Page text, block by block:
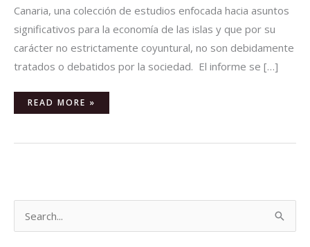
Canaria, una colección de estudios enfocada hacia asuntos
significativos para la economía de las islas y que por su
carácter no estrictamente coyuntural, no son debidamente
tratados o debatidos por la sociedad. El informe se […]
READ MORE »